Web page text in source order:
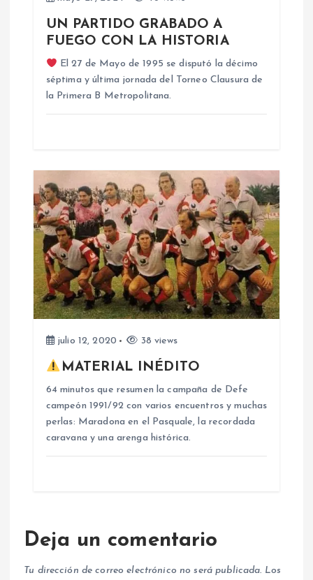
r
a
d
a
UN PARTIDO GRABADO A
FUEGO CON LA HISTORIA
El 27 de Mayo de 1995 se disputó la décimo
séptima y última jornada del Torneo Clausura de
la Primera B Metropolitana.
julio 12, 2020 38 views
MATERIAL INÉDITO
64 minutos que resumen la campaña de Defe
campeón 1991/92 con varios encuentros y muchas
perlas: Maradona en el Pasquale, la recordada
caravana y una arenga histórica.
Deja un comentario
Tu dirección de correo electrónico no será publicada. Los